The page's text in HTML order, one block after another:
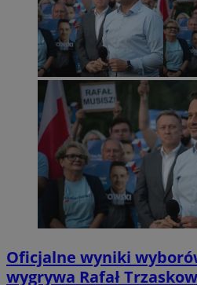
Oficjalne wyniki
wygrywa Rafał